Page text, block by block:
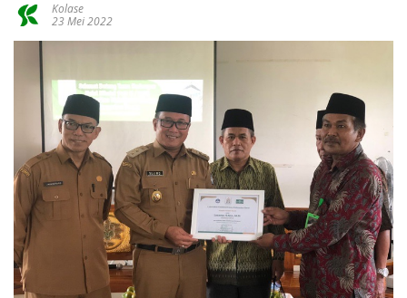
Kolase
23 Mei 2022